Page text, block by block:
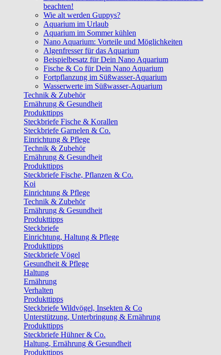
beachten!
Wie alt werden Guppys?
Aquarium im Urlaub
Aquarium im Sommer kühlen
Nano Aquarium: Vorteile und Möglichkeiten
Algenfresser für das Aquarium
Beispielbesatz für Dein Nano Aquarium
Fische & Co für Dein Nano Aquarium
Fortpflanzung im Süßwasser-Aquarium
Wasserwerte im Süßwasser-Aquarium
Technik & Zubehör
Ernährung & Gesundheit
Produkttipps
Steckbriefe Fische & Korallen
Steckbriefe Garnelen & Co.
Einrichtung & Pflege
Technik & Zubehör
Ernährung & Gesundheit
Produkttipps
Steckbriefe Fische, Pflanzen & Co.
Koi
Einrichtung & Pflege
Technik & Zubehör
Ernährung & Gesundheit
Produkttipps
Steckbriefe
Einrichtung, Haltung & Pflege
Produkttipps
Steckbriefe Vögel
Gesundheit & Pflege
Haltung
Ernährung
Verhalten
Produkttipps
Steckbriefe Wildvögel, Insekten & Co
Unterstützung, Unterbringung & Ernährung
Produkttipps
Steckbriefe Hühner & Co.
Haltung, Ernährung & Gesundheit
Produkttipps